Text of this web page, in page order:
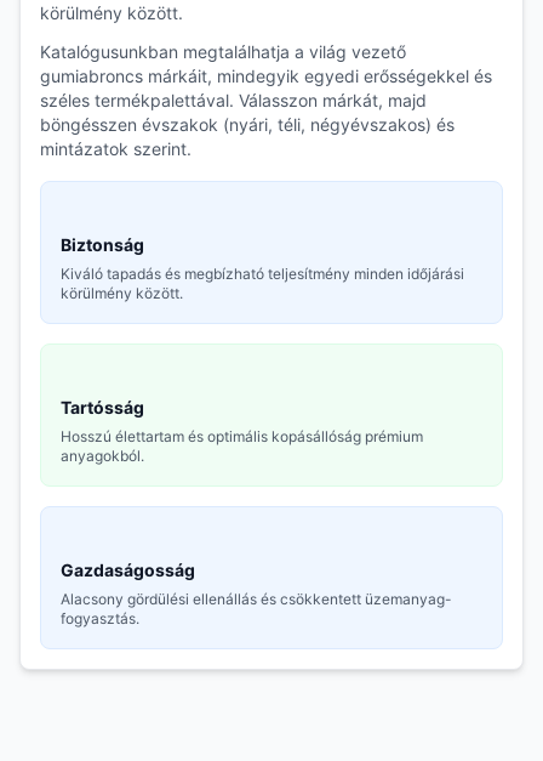
körülmény között.
Katalógusunkban megtalálhatja a világ vezető
gumiabroncs márkáit, mindegyik egyedi erősségekkel és
széles termékpalettával. Válasszon márkát, majd
böngésszen évszakok (nyári, téli, négyévszakos) és
mintázatok szerint.
Biztonság
Kiváló tapadás és megbízható teljesítmény minden időjárási
körülmény között.
Tartósság
Hosszú élettartam és optimális kopásállóság prémium
anyagokból.
Gazdaságosság
Alacsony gördülési ellenállás és csökkentett üzemanyag-
fogyasztás.